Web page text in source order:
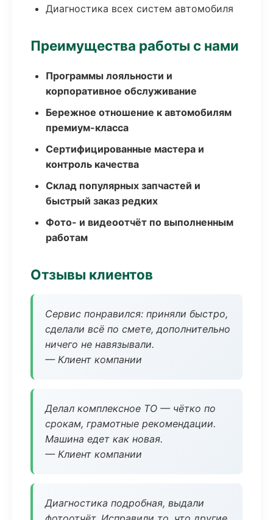
Диагностика всех систем автомобиля
Преимущества работы с нами
Программы лояльности и
корпоративное обслуживание
Бережное отношение к автомобилям
премиум-класса
Сертифицированные мастера и
контроль качества
Склад популярных запчастей и
быстрый заказ редких
Фото- и видеоотчёт по выполненным
работам
Отзывы клиентов
Сервис понравился: приняли быстро,
сделали всё по смете, дополнительно
ничего не навязывали.
— Клиент компании
Делал комплексное ТО — чётко по
срокам, грамотные рекомендации.
Машина едет как новая.
— Клиент компании
Диагностика подробная, выдали